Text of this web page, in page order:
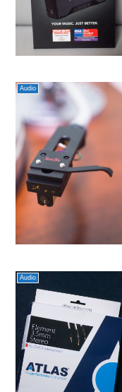
Audio
Audio